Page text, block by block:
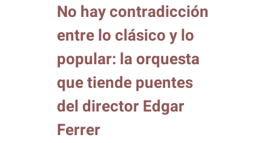
No hay contradicción
entre lo clásico y lo
popular: la orquesta
que tiende puentes
del director Edgar
Ferrer